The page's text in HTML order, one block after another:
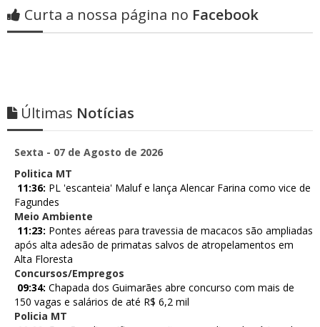
Curta a nossa página no Facebook
Últimas Notícias
Sexta - 07 de Agosto de 2026
Politica MT
11:36: PL 'escanteia' Maluf e lança Alencar Farina como vice de
Fagundes
Meio Ambiente
11:23: Pontes aéreas para travessia de macacos são ampliadas
após alta adesão de primatas salvos de atropelamentos em
Alta Floresta
Concursos/Empregos
09:34: Chapada dos Guimarães abre concurso com mais de
150 vagas e salários de até R$ 6,2 mil
Policia MT